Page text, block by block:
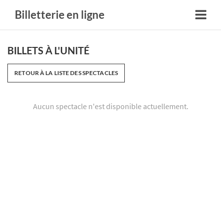
Billetterie en ligne
BILLETS À L'UNITÉ
RETOUR À LA LISTE DES SPECTACLES
Aucun spectacle n'est disponible actuellement.